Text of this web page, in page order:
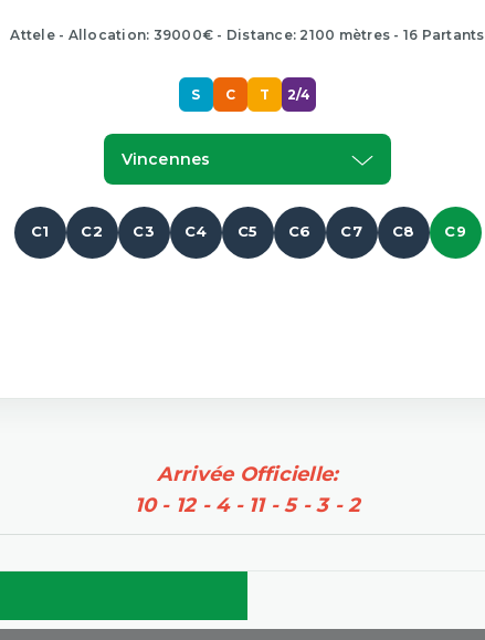
Attele - Allocation: 39000€ - Distance: 2100 mètres - 16 Partants
S C T 2/4
Vincennes
C1 C2 C3 C4 C5 C6 C7 C8 C9
Arrivée Officielle:
10 - 12 - 4 - 11 - 5 - 3 - 2